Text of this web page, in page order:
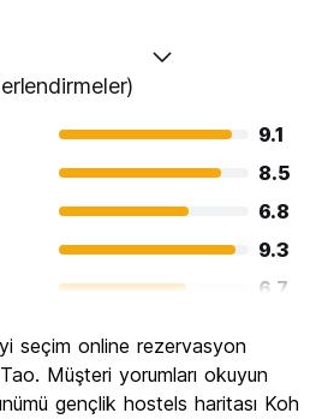
9.1
8.5
6.8
9.3
6.7
6.1
8.3
seçim online rezervasyon
Müşteri yorumları okuyun
gençlik hostels haritası Koh